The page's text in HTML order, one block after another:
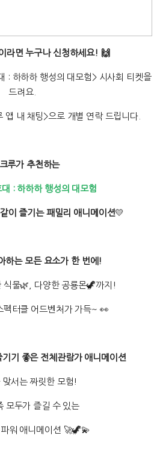
라면 누구나 신청하세요! 🙌
: 하하하 행성의 대모험> 시사회 티켓을
드려요.
앱 내 채팅>으로 개별 연락 드립니다.
루가 추천하는
: 하하하 행성의 대모험
이 즐기는 패밀리 애니메이션💛
하는 모든 요소가 한 번에!
식물🌿, 다양한 공룡몬🦖까지!
펙터클 어드벤처가 가득~ 👀
기 좋은 전체관람가 애니메이션
맞서는 짜릿한 모험!
모두가 즐길 수 있는
워 애니메이션 🚀🦖💫